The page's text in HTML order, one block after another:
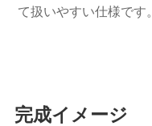
て扱いやすい仕様です。
完成イメージ